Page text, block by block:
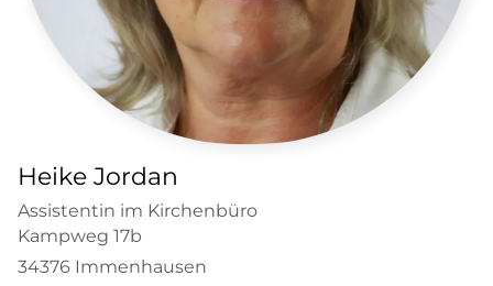
Heike Jordan
Assistentin im Kirchenbüro
Kampweg 17b
34376 Immenhausen